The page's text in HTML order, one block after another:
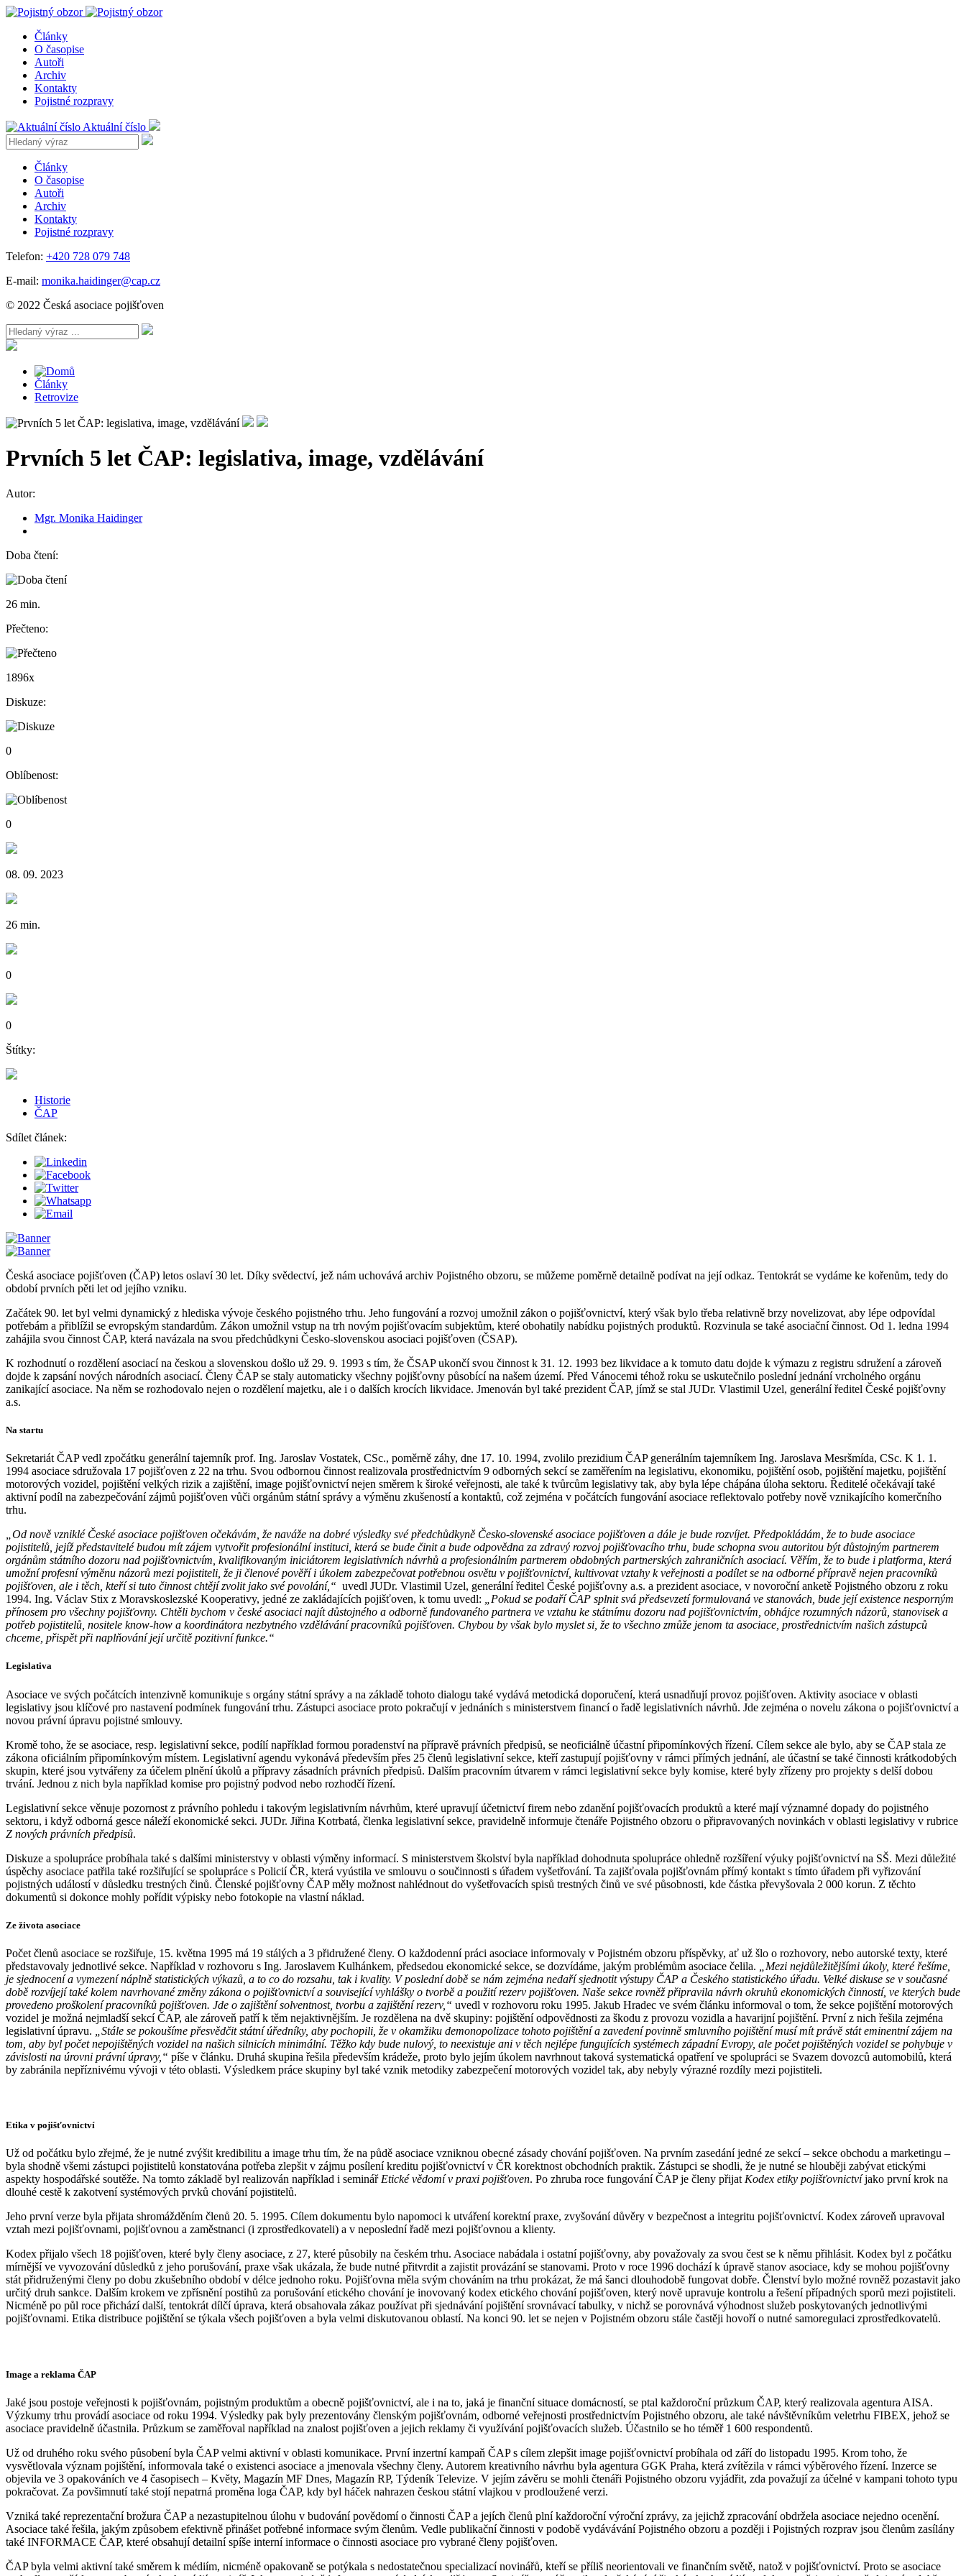
Články
O časopise
Autoři
Archiv
Kontakty
Pojistné rozpravy
Aktuální číslo
Články
O časopise
Autoři
Archiv
Kontakty
Pojistné rozpravy
Telefon: +420 728 079 748
E-mail: monika.haidinger@cap.cz
© 2022 Česká asociace pojišťoven
Články
Retrovize
Prvních 5 let ČAP: legislativa, image, vzdělávání
Autor:
Mgr. Monika Haidinger
Doba čtení:
26 min.
Přečteno:
1896x
Diskuze:
0
Oblíbenost:
0
08. 09. 2023
26 min.
0
0
Štítky:
Historie
ČAP
Sdílet článek:
Česká asociace pojišťoven (ČAP) letos oslaví 30 let. Díky svědectví, jež nám uchovává archiv Pojistného obzoru, se můžeme poměrně detailně podívat na její odkaz. Tentokrát se vydáme ke kořenům, tedy do
období prvních pěti let od jejího vzniku.
Začátek 90. let byl velmi dynamický z hlediska vývoje českého pojistného trhu. Jeho fungování a rozvoj umožnil zákon o pojišťovnictví, který však bylo třeba relativně brzy novelizovat, aby lépe odpovídal
potřebám a přiblížil se evropským standardům. Zákon umožnil vstup na trh novým pojišťovacím subjektům, které obohatily nabídku pojistných produktů. Rozvinula se také asociační činnost. Od 1. ledna 1994
zahájila svou činnost ČAP, která navázala na svou předchůdkyni Česko-slovenskou asociaci pojišťoven (ČSAP).
K rozhodnutí o rozdělení asociací na českou a slovenskou došlo už 29. 9. 1993 s tím, že ČSAP ukončí svou činnost k 31. 12. 1993 bez likvidace a k tomuto datu dojde k výmazu z registru sdružení a zároveň
dojde k zapsání nových národních asociací. Členy ČAP se staly automaticky všechny pojišťovny působící na našem území. Před Vánocemi téhož roku se uskutečnilo poslední jednání vrcholného orgánu
zanikající asociace. Na něm se rozhodovalo nejen o rozdělení majetku, ale i o dalších krocích likvidace. Jmenován byl také prezident ČAP, jímž se stal JUDr. Vlastimil Uzel, generální ředitel České pojišťovny
a.s.
Na startu
Sekretariát ČAP vedl zpočátku generální tajemník prof. Ing. Jaroslav Vostatek, CSc., poměrně záhy, dne 17. 10. 1994, zvolilo prezidium ČAP generálním tajemníkem Ing. Jaroslava Mesršmída, CSc. K 1. 1.
1994 asociace sdružovala 17 pojišťoven z 22 na trhu. Svou odbornou činnost realizovala prostřednictvím 9 odborných sekcí se zaměřením na legislativu, ekonomiku, pojištění osob, pojištění majetku, pojištění
motorových vozidel, pojištění velkých rizik a zajištění, image pojišťovnictví nejen směrem k široké veřejnosti, ale také k tvůrcům legislativy tak, aby byla lépe chápána úloha sektoru. Ředitelé očekávají také
aktivní podíl na zabezpečování zájmů pojišťoven vůči orgánům státní správy a výměnu zkušeností a kontaktů, což zejména v počátcích fungování asociace reflektovalo potřeby nově vznikajícího komerčního
trhu.
„Od nově vzniklé České asociace pojišťoven očekávám, že naváže na dobré výsledky své předchůdkyně Česko-slovenské asociace pojišťoven a dále je bude rozvíjet. Předpokládám, že to bude asociace
pojistitelů, jejíž představitelé budou mít zájem vytvořit profesionálníinstituci, která se bude činit a bude odpovědna za zdravý rozvoj pojišťovacího trhu, bude schopna svou autoritou být důstojným partnerem
orgánům státního dozoru nad pojišťovnictvím, kvalifikovaným iniciátorem legislativních návrhů a profesionálním partnerem obdobných partnerských zahraničních asociací. Věřím, že to bude i platforma, která
umožní profesní výměnu názorů mezi pojistiteli, že ji členové pověří i úkolem zabezpečovat potřebnou osvětu v pojišťovnictví, kultivovat vztahy k veřejnosti a podílet se na odborné přípravě nejen pracovníků
pojišťoven, ale i těch, kteří si tuto činnost chtějí zvolit jako své povolání,“ uvedl JUDr. Vlastimil Uzel, generální ředitel České pojišťovny a.s. a prezident asociace, v novoroční anketě Pojistného obzoru z roku
1994. Ing. Václav Stix z Moravskoslezské Kooperativy, jedné ze zakládajících pojišťoven, k tomu uvedl:
„Pokud se podaří ČAP splnit svá předsevzetí formulovaná ve stanovách, bude její existence nesporným
přínosem pro všechny pojišťovny. Chtěli bychom v české asociaci najít důstojného a odborně fundovaného partnera ve vztahu ke státnímu dozoru nad pojišťovnictvím, obhájce rozumných názorů, stanovisek a
potřeb pojistitelů, nositele know-how a koordinátora nezbytného vzdělávání pracovníků pojišťoven. Chybou by však bylo myslet si, že to všechno zmůže jenom ta asociace, prostřednictvím našich zástupců
chceme, přispět při naplňování její určitě pozitivní funkce.“
Legislativa
Asociace ve svých počátcích intenzivně komunikuje s orgány státní správy a na základě tohoto dialogu také vydává metodická doporučení, která usnadňují provoz pojišťoven. Aktivity asociace v oblasti
legislativy jsou klíčové pro nastavení podmínek fungování trhu. Zástupci asociace proto pokračují v jednáních s ministerstvem financí o řadě legislativních návrhů. Jde zejména o novelu zákona o pojišťovnictví a
novou právní úpravu pojistné smlouvy.
Kromě toho, že se asociace, resp. legislativní sekce, podílí například formou poradenství na přípravě právních předpisů, se neoficiálně účastní připomínkových řízení. Cílem sekce ale bylo, aby se ČAP stala ze
zákona oficiálním připomínkovým místem. Legislativní agendu vykonává především přes 25 členů legislativní sekce, kteří zastupují pojišťovny v rámci přímých jednání, ale účastní se také činnosti krátkodobých
skupin, které jsou vytvářeny za účelem plnění úkolů a přípravy zásadních právních předpisů. Dalším pracovním útvarem v rámci legislativní sekce byly komise, které byly zřízeny pro projekty s delší dobou
trvání. Jednou z nich byla například komise pro pojistný podvod nebo rozhodčí řízení.
Legislativní sekce věnuje pozornost z právního pohledu i takovým legislativním návrhům, které upravují účetnictví firem nebo zdanění pojišťovacích produktů a které mají významné dopady do pojistného
sektoru, i když odborná gesce náleží ekonomické sekci. JUDr. Jiřina Kotrbatá, členka legislativní sekce, pravidelně informuje čtenáře Pojistného obzoru o připravovaných novinkách v oblasti legislativy v rubrice
Z nových právních předpisů.
Diskuze a spolupráce probíhala také s dalšími ministerstvy v oblasti výměny informací. S ministerstvem školství byla například dohodnuta spolupráce ohledně rozšíření výuky pojišťovnictví na SŠ. Mezi důležité
úspěchy asociace patřila také rozšiřující se spolupráce s Policií ČR, která vyústila ve smlouvu o součinnosti s úřadem vyšetřování. Ta zajišťovala pojišťovnám přímý kontakt s tímto úřadem při vyřizování
pojistných událostí v důsledku trestných činů. Členské pojišťovny ČAP měly možnost nahlédnout do vyšetřovacích spisů trestných činů ve své působnosti, kde částka převyšovala 2 000 korun. Z těchto
dokumentů si dokonce mohly pořídit výpisky nebo fotokopie na vlastní náklad.
Ze života asociace
Počet členů asociace se rozšiřuje, 15. května 1995 má 19 stálých a 3 přidružené členy. O každodenní práci asociace informovaly v Pojistném obzoru příspěvky, ať už šlo o rozhovory, nebo autorské texty, které
představovaly jednotlivé sekce. Například v rozhovoru s Ing. Jaroslavem Kulhánkem, předsedou ekonomické sekce, se dozvídáme, jakým problémům asociace čelila.
„Mezi nejdůležitějšími úkoly, kteréřešíme,
je sjednocení a vymezení náplně statistických výkazů, a to co do rozsahu, tak i kvality. V poslední době se nám zejména nedaří sjednotit výstupy ČAP a Českého statistického úřadu. Velkédiskuse se v současné
době rozvíjejítaké kolem navrhované změny zákona o pojišťovnictví a související vyhlášky o tvorbě a použití rezerv pojišťoven. Naše sekce rovněž připravila návrh okruhů ekonomických činností, ve kterých bude
provedeno proškolenípracovníků pojišťoven. Jde o zajištění solventnost, tvorbu a zajištění rezerv,“ uvedl v rozhovoru roku 1995. Jakub Hradec ve svém článku informoval o tom, že sekce pojištění motorových
vozidel je možná nejmladší sekcí ČAP, ale zároveň patří k těm nejaktivnějším. Je rozdělena na dvě skupiny: pojištění odpovědnosti za škodu z provozu vozidla a havarijní pojištění. První z nich řešila zejména
legislativní úpravu.
„Stále se pokoušíme přesvědčit státníúředníky, aby pochopili, že v okamžiku demonopolizace tohoto pojištěnía zavedení povinně smluvního pojištěnímusí mít právě stát eminentní zájem na
tom, aby byl počet nepojištěných vozidel na našich silnicích minimální. Těžko kdy bude nulový, to neexistuje ani v těch nejlépe fungujících systémech západní Evropy, ale počet pojištěných vozidel se pohybuje v
závislosti na úrovni právní úpravy,“ píše v článku. Druhá skupina řešila především krádeže, proto bylo jejím úkolem navrhnout taková systematická opatření ve spolupráci se Svazem dovozců automobilů, která
by zabránila nepříznivému vývoji v této oblasti. Výsledkem práce skupiny byl také vznik metodiky zabezpečení motorových vozidel tak, aby nebyly výrazné rozdíly mezi pojistiteli.
Etika v pojišťovnictví
Už od počátku bylo zřejmé, že je nutné zvýšit kredibilitu a image trhu tím, že na půdě asociace vzniknou obecné zásady chování pojišťoven. Na prvním zasedání jedné ze sekcí – sekce obchodu a marketingu –
byla shodně všemi zástupci pojistitelů konstatována potřeba zlepšit v zájmu posílení kreditu pojišťovnictví v ČR korektnost obchodních praktik. Zástupci se shodli, že je nutné se hlouběji zabývat etickými
aspekty hospodářské soutěže. Na tomto základě byl realizován například i seminářEtické vědomí v praxi pojišťoven. Po zhruba roce fungování ČAP je členy přijatKodex etiky pojišťovnictvíjako první krok na
dlouhé cestě k zakotvení systémových prvků chování pojistitelů.
Jeho první verze byla přijata shromážděním členů 20. 5. 1995. Cílem dokumentu bylo napomoci k utváření korektní praxe, zvyšování důvěry v bezpečnost a integritu pojišťovnictví. Kodex zároveň upravoval
vztah mezi pojišťovnami, pojišťovnou a zaměstnanci (i zprostředkovateli) a v neposlední řadě mezi pojišťovnou a klienty.
Kodex přijalo všech 18 pojišťoven, které byly členy asociace, z 27, které působily na českém trhu. Asociace nabádala i ostatní pojišťovny, aby považovaly za svou čest se k němu přihlásit. Kodex byl z počátku
mírnější ve vyvozování důsledků z jeho porušování, praxe však ukázala, že bude nutné přitvrdit a zajistit provázání se stanovami. Proto v roce 1996 dochází k úpravě stanov asociace, kdy se mohou pojišťovny
stát přidruženými členy po dobu zkušebního období v délce jednoho roku. Pojišťovna měla svým chováním na trhu prokázat, že má šanci dlouhodobě fungovat dobře. Členství bylo možné rovněž pozastavit jako
určitý druh sankce. Dalším krokem ve zpřísnění postihů za porušování etického chování je inovovaný kodex etického chování pojišťoven, který nově upravuje kontrolu a řešení případných sporů mezi pojistiteli.
Nicméně po půl roce přichází další, tentokrát dílčí úprava, která obsahovala zákaz používat při sjednávání pojištění srovnávací tabulky, v nichž se porovnává výhodnost služeb poskytovaných jednotlivými
pojišťovnami. Etika distribuce pojištění se týkala všech pojišťoven a byla velmi diskutovanou oblastí. Na konci 90. let se nejen v Pojistném obzoru stále častěji hovoří o nutné samoregulaci zprostředkovatelů.
Image a reklama ČAP
Jaké jsou postoje veřejnosti k pojišťovnám, pojistným produktům a obecně pojišťovnictví, ale i na to, jaká je finanční situace domácností, se ptal každoroční průzkum ČAP, který realizovala agentura AISA.
Výzkumy trhu provádí asociace od roku 1994. Výsledky pak byly prezentovány členským pojišťovnám, odborné veřejnosti prostřednictvím Pojistného obzoru, ale také návštěvníkům veletrhu FIBEX, jehož se
asociace pravidelně účastnila. Průzkum se zaměřoval například na znalost pojišťoven a jejich reklamy či využívání pojišťovacích služeb. Účastnilo se ho téměř 1 600 respondentů.
Už od druhého roku svého působení byla ČAP velmi aktivní v oblasti komunikace. První inzertní kampaň ČAP s cílem zlepšit image pojišťovnictví probíhala od září do listopadu 1995. Krom toho, že
vysvětlovala význam pojištění, informovala také o existenci asociace a jmenovala všechny členy. Autorem kreativního návrhu byla agentura GGK Praha, která zvítězila v rámci výběrového řízení. Inzerce se
objevila ve 3 opakováních ve 4 časopisech – Květy, Magazín MF Dnes, Magazín RP, Týdeník Televize. V jejím závěru se mohli čtenáři Pojistného obzoru vyjádřit, zda považují za účelné v kampani tohoto typu
pokračovat. Za povšimnutí také stojí nepatrná proměna loga ČAP, kdy byl háček nahrazen českou státní vlajkou v prodloužené verzi.
Vzniká také reprezentační brožura ČAP a nezastupitelnou úlohu v budování povědomí o činnosti ČAP a jejích členů plní každoroční výroční zprávy, za jejichž zpracování obdržela asociace nejedno ocenění.
Asociace také řešila, jakým způsobem efektivně přinášet potřebné informace svým členům. Vedle publikační činnosti v podobě vydávávání Pojistného obzoru a později i Pojistných rozprav jsou členům zasílány
také INFORMACE ČAP, které obsahují detailní spíše interní informace o činnosti asociace pro vybrané členy pojišťoven.
ČAP byla velmi aktivní také směrem k médiím, nicméně opakovaně se potýkala s nedostatečnou specializací novinářů, kteří se příliš neorientovali ve finančním světě, natož v pojišťovnictví. Proto se asociace